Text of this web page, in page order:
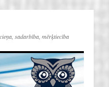
sadarbība, mērķtiecība